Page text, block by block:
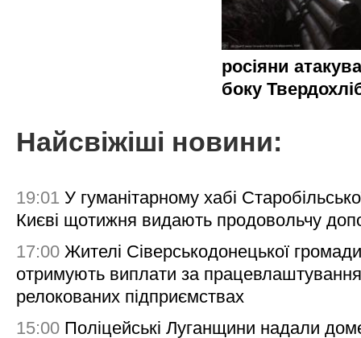
росіяни
боку
Найсвіжіші новини:
19:01 У гуманітарному хабі
Києві щотижня видають продовольчу
17:00 Жителі Сіверськодонецької
отримують виплати за
релокованих підприємствах
15:00 Поліцейські Луганщини надали